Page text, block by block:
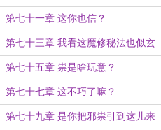
第七十一章 这你也信？
第七十三章 我看这魔修秘法也似玄
门正宗
第七十五章 祟是啥玩意？
第七十七章 这不巧了嘛？
第七十九章 是你把邪祟引到这儿来